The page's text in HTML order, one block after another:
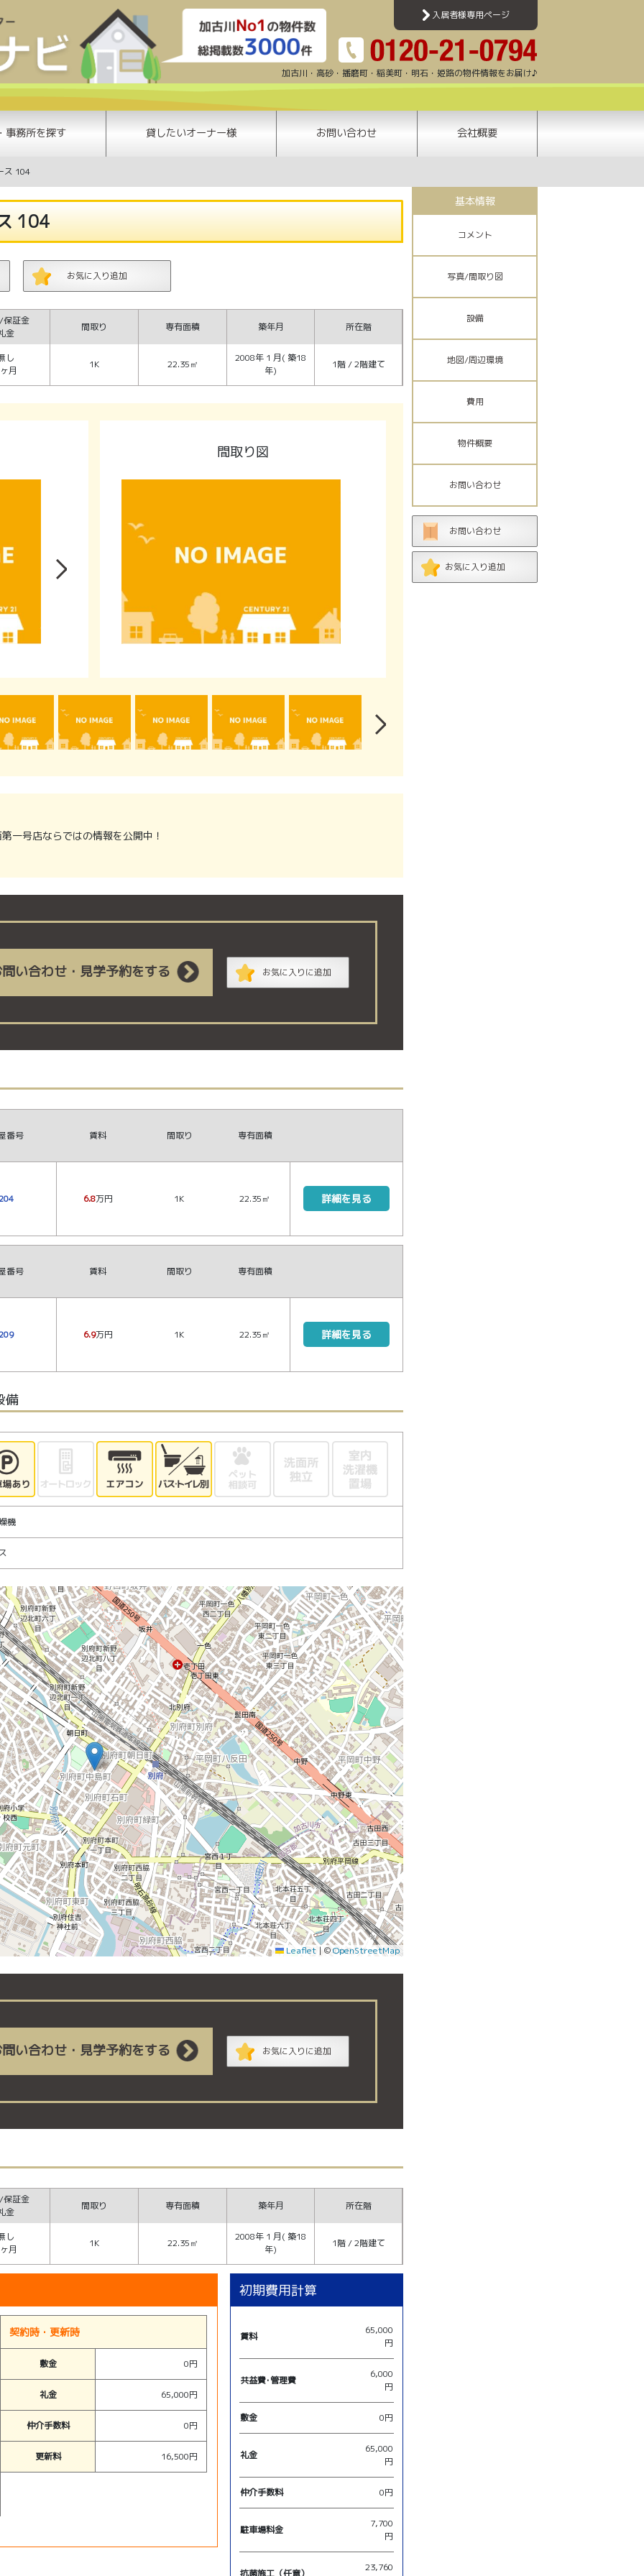
レオパレスイーススペース 104 | 加古川市別府町中島町 | 加古川賃貸ナビ | 加古川・高砂・姫路・明石エリアのアパート・
入居者様専用ページ
加古川・高砂・播磨町・稲美町・明石・姫路の物件情報をお届け♪
事務所を探す 貸したいオーナー様 お問い合わせ 会社概要
ス 104
104
お気に入り追加
保証金
金
間取り 専有面積 築年月 所在階
し
月
1K 22.35㎡
2008年 1 月( 築18
年)
1階 / 2階建て
間取り図
一号店ならではの情報を公開中！
い合わせ・見学予約をする お気に入りに追加
番号 賃料 間取り 専有面積
6.8万円 1K 22.35㎡ 詳細を見る
番号 賃料 間取り 専有面積
6.9万円 1K 22.35㎡ 詳細を見る
備
機
図
Leaflet | ©OpenStreetMap
い合わせ・見学予約をする お気に入りに追加
保証金
金
間取り 専有面積 築年月 所在階
し
月
1K 22.35㎡
2008年 1 月( 築18
年)
1階 / 2階建て
契約時・更新時
敷金 0円
礼金 65,000円
仲介手数料 0円
更新料 16,500円
初期費用計算
賃料
65,000
円
共益費･管理費
6,000
円
敷金 0円
礼金
65,000
円
仲介手数料 0円
駐車場料金
7,700
円
抗菌施工（任意）
23,760
基本情報
コメント
写真/間取り図
設備
地図/周辺環境
費用
物件概要
お問い合わせ
お問い合わせ
お気に入り追加